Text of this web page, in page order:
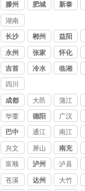
滕州 肥城 新泰
湖南
讨债
公司
长沙 郴州 益阳
永州
张家
界
怀化
吉首
冷水
临湘
四川
讨债
公司
成都 大邑 蒲江
华蓥 德阳 广汉
巴中 通江 南江
兴文 屏山 南充
富顺 泸州 泸县
苍溪 达州 大竹